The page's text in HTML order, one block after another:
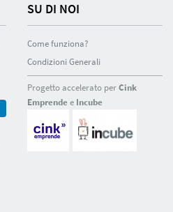
SU DI NOI
Come funziona?
Condizioni Generali
Progetto accelerato perCink
Emprendee Incube